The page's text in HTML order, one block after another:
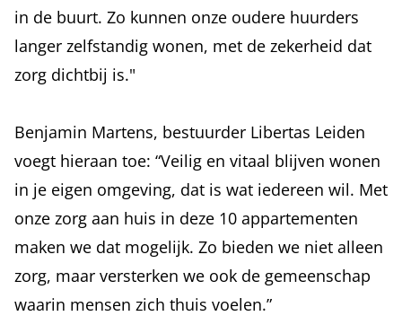
in de buurt. Zo kunnen onze oudere huurders
langer zelfstandig wonen, met de zekerheid dat
zorg dichtbij is."
Benjamin Martens, bestuurder Libertas Leiden
voegt hieraan toe: “Veilig en vitaal blijven wonen
in je eigen omgeving, dat is wat iedereen wil. Met
onze zorg aan huis in deze 10 appartementen
maken we dat mogelijk. Zo bieden we niet alleen
zorg, maar versterken we ook de gemeenschap
waarin mensen zich thuis voelen.”